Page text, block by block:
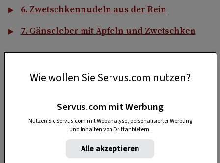
6. Zwetschkennudeln aus der Rein
7. Gänseleber mit Äpfeln und Zwetschken
wahrer Hingucker – derZwetschkenfleck
zur Kaffeejause genauso gut wie zum
Sonntagsfrühstück.
Wie wollen Sie Servus.com nutzen?
Servus.com mit Werbung
Nutzen Sie Servus.com mit Webanalyse, personalisierter Werbung
und Inhalten von Drittanbietern.
Alle akzeptieren